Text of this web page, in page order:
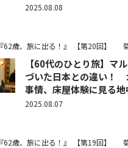
2025.08.08
『62歳、旅に出る！』 【第20回】
【60代のひとり旅】マ
づいた日本との違い！
事情、床屋体験に見る
2025.08.07
『62歳、旅に出る！』 【第19回】